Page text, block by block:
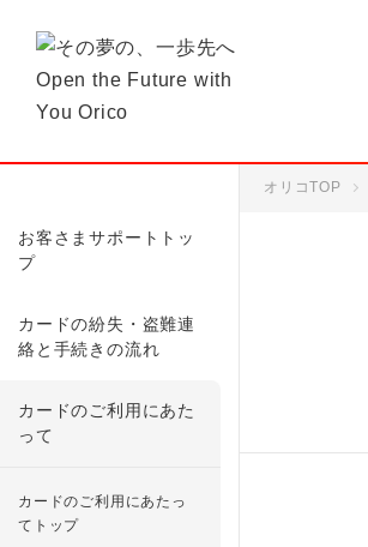
お客さまサポートトッ
プ
カードの紛失・盗難連
絡と手続きの流れ
カードのご利用にあた
って
カードのご利用にあたっ
てトップ
オリコTOP